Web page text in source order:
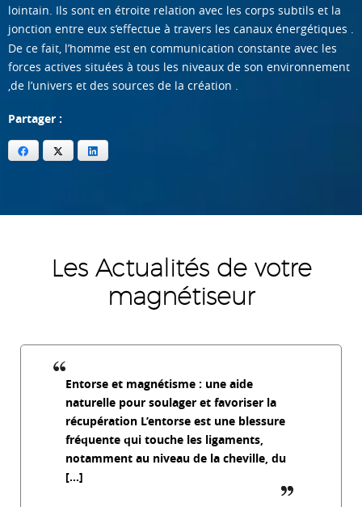
lointain. Ils sont en étroite relation avec les corps subtils et la
jonction entre eux s’effectue à travers les canaux énergétiques .
De ce fait, l’homme est en communication constante avec les
forces actives situées à tous les niveaux de son environnement
,de l’univers et des sources de la création .
Partager :
Facebook
Les Actualités de votre
magnétiseur
Entorse et magnétisme : une aide
naturelle pour soulager et favoriser la
récupération L’entorse est une blessure
fréquente qui touche les ligaments,
notamment au niveau de la cheville, du
[…]